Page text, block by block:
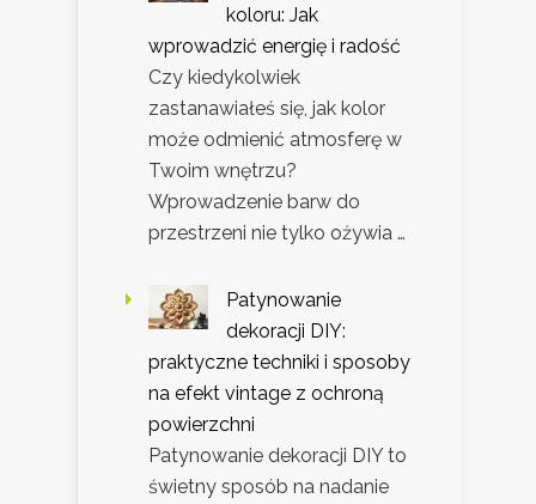
koloru: Jak
wprowadzić energię i radość
Czy kiedykolwiek
zastanawiałeś się, jak kolor
może odmienić atmosferę w
Twoim wnętrzu?
Wprowadzenie barw do
przestrzeni nie tylko ożywia …
Patynowanie
dekoracji DIY:
praktyczne techniki i sposoby
na efekt vintage z ochroną
powierzchni
Patynowanie dekoracji DIY to
świetny sposób na nadanie